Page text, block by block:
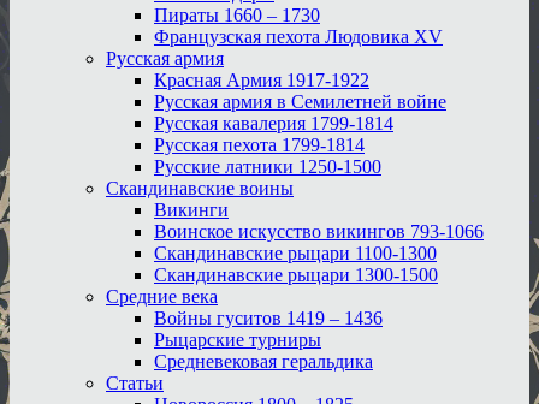
Пираты 1660 – 1730
Французская пехота Людовика XV
Русская армия
Красная Армия 1917-1922
Русская армия в Семилетней войне
Русская кавалерия 1799-1814
Русская пехота 1799-1814
Русские латники 1250-1500
Скандинавские воины
Викинги
Воинское искусство викингов 793-1066
Скандинавские рыцари 1100-1300
Скандинавские рыцари 1300-1500
Средние века
Войны гуситов 1419 – 1436
Рыцарские турниры
Средневековая геральдика
Статьи